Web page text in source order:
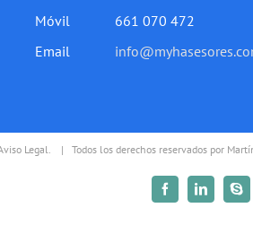
Móvil
661 070 472
Email
Legal. | Todos los derechos reservados por
FacebookLinkedIn